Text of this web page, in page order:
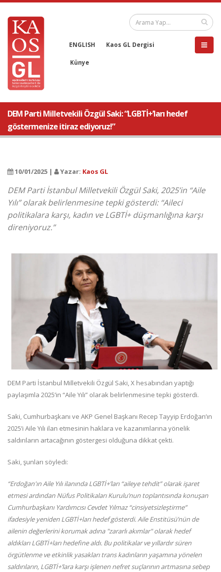
ENGLISH Kaos GL Dergisi
Künye
DEM Parti Milletvekili Özgül Saki: “LGBTİ+’ları hedef
göstermenize itiraz ediyoruz!”
10/01/2025 | Yazar: Kaos GL
DEM Parti İstanbul Milletvekili Özgül Saki, 2025’in “Aile
Yılı” olarak belirlenmesine tepki gösterdi: “Aileci
politikalara karşı, kadın ve LGBTİ+ düşmanlığına karşı
direniyoruz.”
DEM Parti İstanbul Milletvekili Özgül Saki, X hesabından yaptığı
paylaşımla 2025’in “Aile Yılı” olarak belirlenmesine tepki gösterdi.
Saki, Cumhurbaşkanı ve AKP Genel Başkanı Recep Tayyip Erdoğan’ın
2025’i Aile Yılı ilan etmesinin haklara ve kazanımlarına yönelik
saldırıların artacağının göstergesi olduğuna dikkat çekti.
Saki, şunları söyledi:
“Erdoğan'ın Aile Yılı ilanında LGBTİ+’ları “aileye tehdit” olarak işaret
etmesi ardından Nüfus Politikaları Kurulu’nun toplantısında konuşan
Cumhurbaşkanı Yardımcısı Cevdet Yılmaz “cinsiyetsizleştirme”
ifadesiyle yeniden LGBTİ+ları hedef gösterdi. Aile Enstitüsü’nün de
ailenin değerlerini korumak adına "zararlı akımlar" olarak hedef
aldıkları LGBTİ+ları hedefine aldı. Bu politikalar ve yıllardır süren
örgütlenme ve etkinlik yasakları trans kadınların yaşamına yönelen
saldırıların, LGBTİ+’lara karşı işlenen nefret suçlarının artmasına sebep